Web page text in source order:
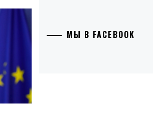
МЫ В FACEBOOK